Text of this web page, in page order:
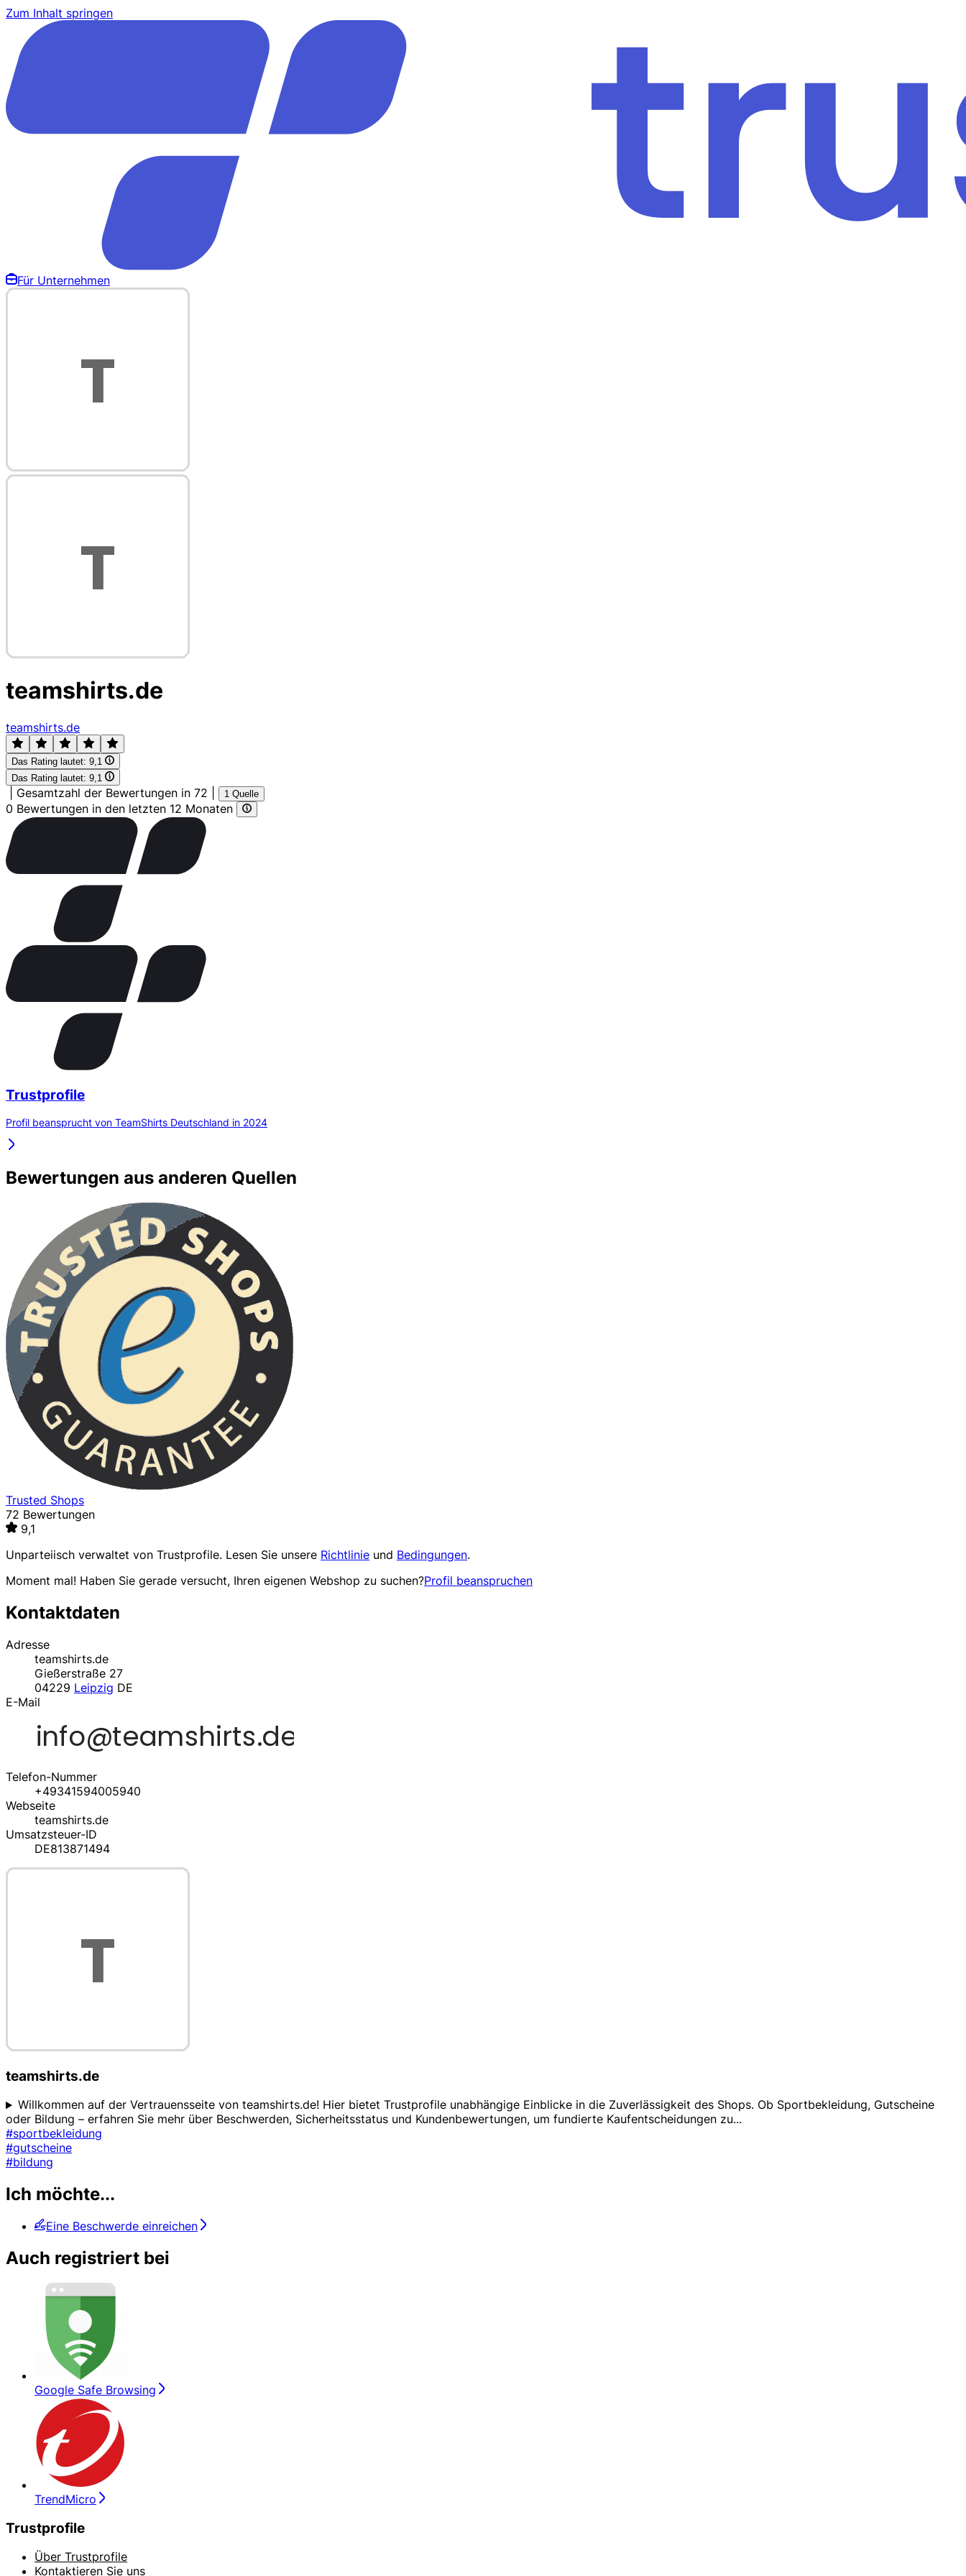
Zum Inhalt springen
Für Unternehmen
teamshirts.de
teamshirts.de
Das Rating lautet: 9,1
Das Rating lautet: 9,1
Gesamtzahl der Bewertungen in 72 1 Quelle
0 Bewertungen in den letzten 12 Monaten
Trustprofile
Profil beansprucht von TeamShirts Deutschland in 2024
Bewertungen aus anderen Quellen
Trusted Shops
72 Bewertungen
9,1
Unparteiisch verwaltet von Trustprofile. Lesen Sie unsere Richtlinie und Bedingungen.
Moment mal! Haben Sie gerade versucht, Ihren eigenen Webshop zu suchen?Profil beanspruchen
Kontaktdaten
Adresse
teamshirts.de
Gießerstraße 27
04229 Leipzig DE
E-Mail
Telefon-Nummer
+49341594005940
Webseite
teamshirts.de
Umsatzsteuer-ID
DE813871494
teamshirts.de
Willkommen auf der Vertrauensseite von teamshirts.de! Hier bietet Trustprofile unabhängige Einblicke in die Zuverlässigkeit des Shops. Ob Sportbekleidung, Gutscheine
oder Bildung – erfahren Sie mehr über Beschwerden, Sicherheitsstatus und Kundenbewertungen, um fundierte Kaufentscheidungen zu...
#sportbekleidung
#gutscheine
#bildung
Ich möchte...
Eine Beschwerde einreichen
Auch registriert bei
Google Safe Browsing
TrendMicro
Trustprofile
Über Trustprofile
Kontaktieren Sie uns